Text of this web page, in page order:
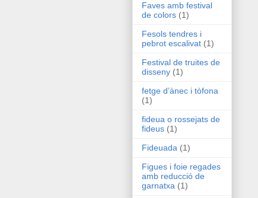
Faves amb festival
de colors (1)
Fesols tendres i
pebrot escalivat (1)
Festival de truites de
disseny (1)
fetge d’ànec i tòfona
(1)
fideua o rossejats de
fideus (1)
Fideuada (1)
Figues i foie regades
amb reducció de
garnatxa (1)